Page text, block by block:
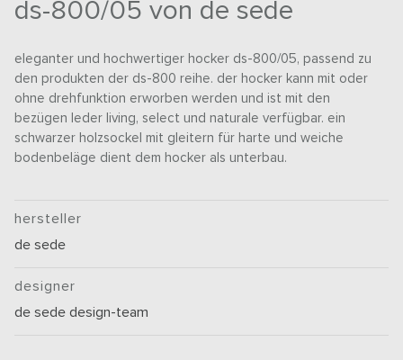
ds-800/05 von de sede
eleganter und hochwertiger hocker ds-800/05, passend zu
den produkten der ds-800 reihe. der hocker kann mit oder
ohne drehfunktion erworben werden und ist mit den
bezügen leder living, select und naturale verfügbar. ein
schwarzer holzsockel mit gleitern für harte und weiche
bodenbeläge dient dem hocker als unterbau.
hersteller
de sede
designer
de sede design-team